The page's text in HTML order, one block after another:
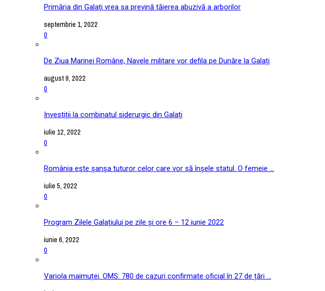
Primăria din Galați vrea sa prevină tăierea abuzivă a arborilor
septembrie 1, 2022
0
De Ziua Marinei Române, Navele militare vor defila pe Dunăre la Galați
august 9, 2022
0
Investiții la combinatul siderurgic din Galați
iulie 12, 2022
0
România este șanșa tuturor celor care vor să înșele statul. O femeie ...
iulie 5, 2022
0
Program Zilele Galațiului pe zile și ore 6 – 12 iunie 2022
iunie 6, 2022
0
Variola maimuței. OMS: 780 de cazuri confirmate oficial în 27 de țări ...